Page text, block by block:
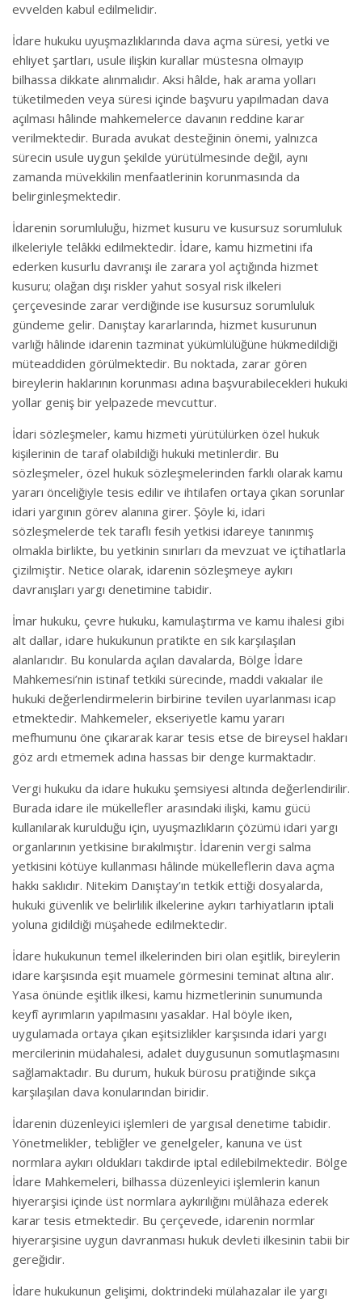
evvelden kabul edilmelidir.
İdare hukuku uyuşmazlıklarında dava açma süresi, yetki ve
ehliyet şartları, usule ilişkin kurallar müstesna olmayıp
bilhassa dikkate alınmalıdır. Aksi hâlde, hak arama yolları
tüketilmeden veya süresi içinde başvuru yapılmadan dava
açılması hâlinde mahkemelerce davanın reddine karar
verilmektedir. Burada avukat desteğinin önemi, yalnızca
sürecin usule uygun şekilde yürütülmesinde değil, aynı
zamanda müvekkilin menfaatlerinin korunmasında da
belirginleşmektedir.
İdarenin sorumluluğu, hizmet kusuru ve kusursuz sorumluluk
ilkeleriyle telâkki edilmektedir. İdare, kamu hizmetini ifa
ederken kusurlu davranışı ile zarara yol açtığında hizmet
kusuru; olağan dışı riskler yahut sosyal risk ilkeleri
çerçevesinde zarar verdiğinde ise kusursuz sorumluluk
gündeme gelir. Danıştay kararlarında, hizmet kusurunun
varlığı hâlinde idarenin tazminat yükümlülüğüne hükmedildiği
müteaddiden görülmektedir. Bu noktada, zarar gören
bireylerin haklarının korunması adına başvurabilecekleri hukuki
yollar geniş bir yelpazede mevcuttur.
İdari sözleşmeler, kamu hizmeti yürütülürken özel hukuk
kişilerinin de taraf olabildiği hukuki metinlerdir. Bu
sözleşmeler, özel hukuk sözleşmelerinden farklı olarak kamu
yararı önceliğiyle tesis edilir ve ihtilafen ortaya çıkan sorunlar
idari yargının görev alanına girer. Şöyle ki, idari
sözleşmelerde tek taraflı fesih yetkisi idareye tanınmış
olmakla birlikte, bu yetkinin sınırları da mevzuat ve içtihatlarla
çizilmiştir. Netice olarak, idarenin sözleşmeye aykırı
davranışları yargı denetimine tabidir.
İmar hukuku, çevre hukuku, kamulaştırma ve kamu ihalesi gibi
alt dallar, idare hukukunun pratikte en sık karşılaşılan
alanlarıdır. Bu konularda açılan davalarda, Bölge İdare
Mahkemesi’nin istinaf tetkiki sürecinde, maddi vakıalar ile
hukuki değerlendirmelerin birbirine tevilen uyarlanması icap
etmektedir. Mahkemeler, ekseriyetle kamu yararı
mefhumunu öne çıkararak karar tesis etse de bireysel hakları
göz ardı etmemek adına hassas bir denge kurmaktadır.
Vergi hukuku da idare hukuku şemsiyesi altında değerlendirilir.
Burada idare ile mükellefler arasındaki ilişki, kamu gücü
kullanılarak kurulduğu için, uyuşmazlıkların çözümü idari yargı
organlarının yetkisine bırakılmıştır. İdarenin vergi salma
yetkisini kötüye kullanması hâlinde mükelleflerin dava açma
hakkı saklıdır. Nitekim Danıştay’ın tetkik ettiği dosyalarda,
hukuki güvenlik ve belirlilik ilkelerine aykırı tarhiyatların iptali
yoluna gidildiği müşahede edilmektedir.
İdare hukukunun temel ilkelerinden biri olan eşitlik, bireylerin
idare karşısında eşit muamele görmesini teminat altına alır.
Yasa önünde eşitlik ilkesi, kamu hizmetlerinin sunumunda
keyfî ayrımların yapılmasını yasaklar. Hal böyle iken,
uygulamada ortaya çıkan eşitsizlikler karşısında idari yargı
mercilerinin müdahalesi, adalet duygusunun somutlaşmasını
sağlamaktadır. Bu durum, hukuk bürosu pratiğinde sıkça
karşılaşılan dava konularından biridir.
İdarenin düzenleyici işlemleri de yargısal denetime tabidir.
Yönetmelikler, tebliğler ve genelgeler, kanuna ve üst
normlara aykırı oldukları takdirde iptal edilebilmektedir. Bölge
İdare Mahkemeleri, bilhassa düzenleyici işlemlerin kanun
hiyerarşisi içinde üst normlara aykırılığını mülâhaza ederek
karar tesis etmektedir. Bu çerçevede, idarenin normlar
hiyerarşisine uygun davranması hukuk devleti ilkesinin tabii bir
gereğidir.
İdare hukukunun gelişimi, doktrindeki mülahazalar ile yargı